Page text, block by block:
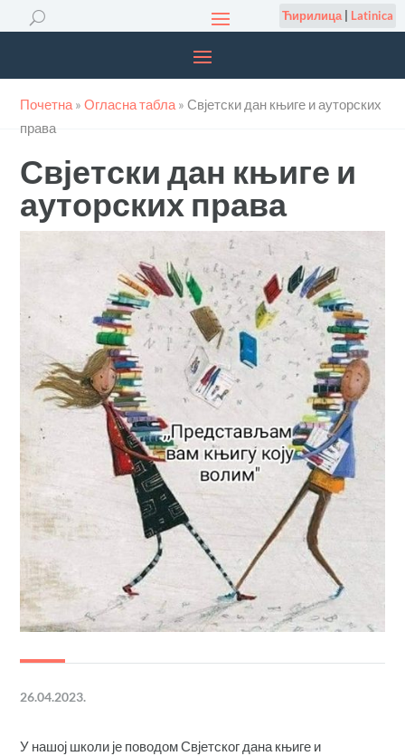
Ћирилица| Latinica
Почетна »Огласна табла »Свјетски дан књиге и ауторских
права
Свјетски дан књиге и
ауторских права
26.04.2023.
У нашој школи је поводом Свјетског дана књиге и